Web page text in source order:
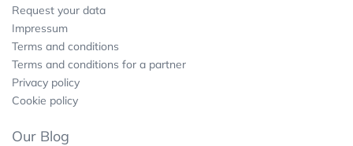
Request your data
Impressum
Terms and conditions
Terms and conditions for a partner
Privacy policy
Cookie policy
Our Blog